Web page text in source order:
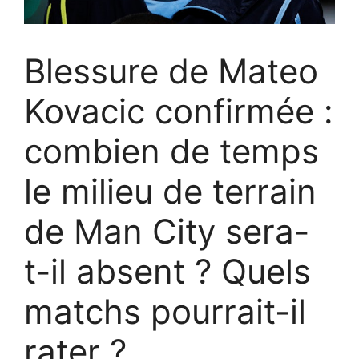
Blessure de Mateo
Kovacic confirmée :
combien de temps
le milieu de terrain
de Man City sera-
t-il absent ? Quels
matchs pourrait-il